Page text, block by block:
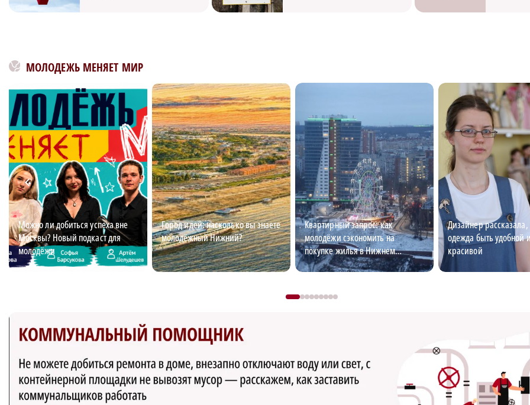
МОЛОДЕЖЬ МЕНЯЕТ МИР
Можно ли добиться успеха вне
Москвы? Новый подкаст для
молодёжи
Город идей: насколько вы знаете
молодёжный Нижний?
Квартирный запрос: как
молодёжи сэкономить на
покупке жилья в Нижнем
Новгороде
Дизайнер
одежда быть удобной
красивой